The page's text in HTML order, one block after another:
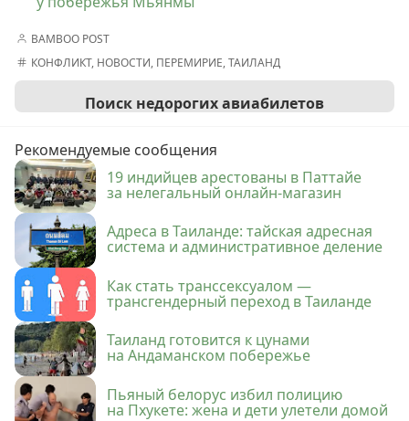
BAMBOO POST
КОНФЛИКТ, НОВОСТИ, ПЕРЕМИРИЕ,ТАИЛАНД
Поиск недорогих авиабилетов
Рекомендуемые сообщения
19 индийцев арестованы в Паттайе
за нелегальный онлайн-магазин
Адреса в Таиланде: тайская адресная
система и административное деление
Как стать транссексуалом —
трансгендерный переход в Таиланде
Таиланд готовится к цунами
на Андаманском побережье
Пьяный белорус избил полицию
на Пхукете: жена и дети улетели домой